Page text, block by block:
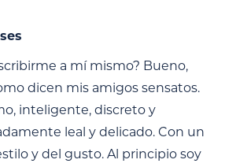
a mí mismo? Bueno,
dicen mis amigos sensatos.
inteligente, discreto y
leal y delicado. Con un
y del gusto. Al principio soy